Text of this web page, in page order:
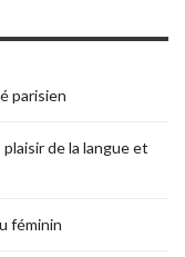
parisien
de la langue et
féminin